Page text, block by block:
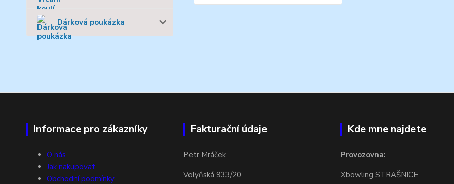
Dárková poukázka
Informace pro zákazníky
O nás
Jak nakupovat
Obchodní podmínky
Fakturační údaje
Petr Mráček
Volyňská 933/20
Kde mne najdete
Provozovna:
Xbowling STRAŠNICE